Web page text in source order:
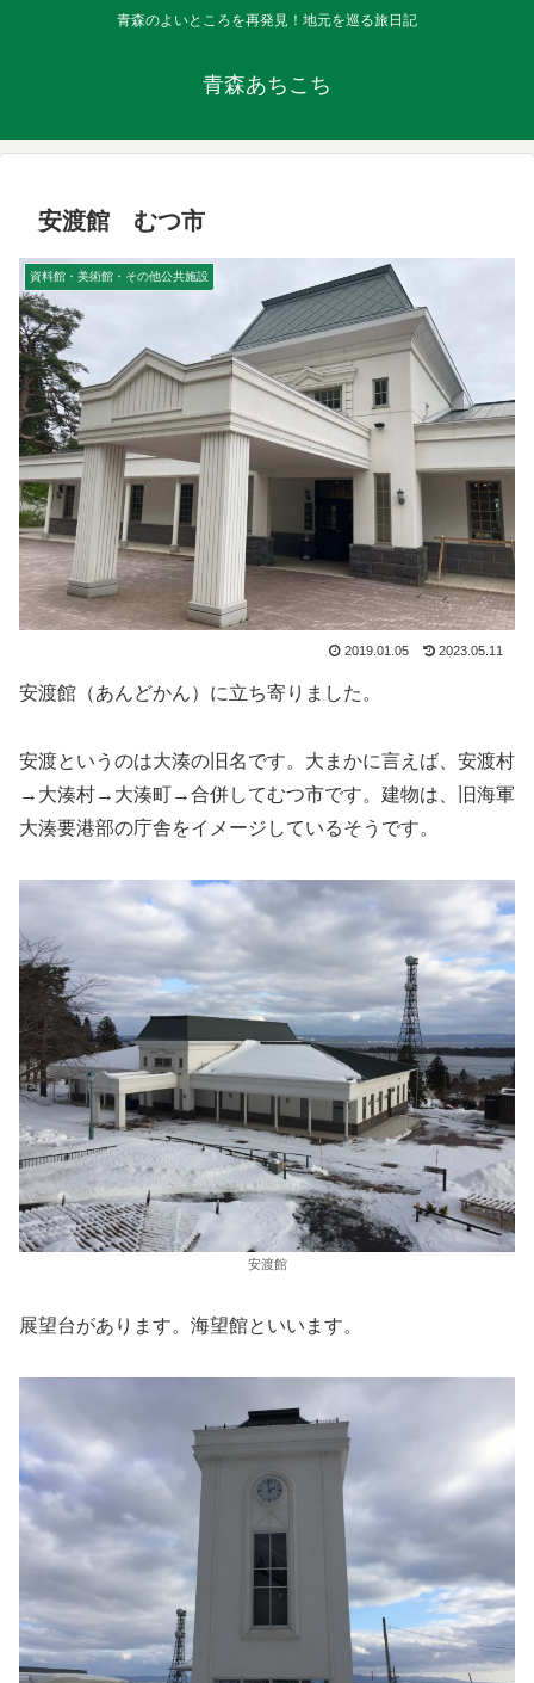
青森のよいところを再発見！地元を巡る旅日記
青森あちこち
安渡館 むつ市
資料館・美術館・その他公共施設
2019.01.05 2023.05.11
安渡館（あんどかん）に立ち寄りました。
安渡というのは大湊の旧名です。大まかに言えば、安渡村
→大湊村→大湊町→合併してむつ市です。建物は、旧海軍
大湊要港部の庁舎をイメージしているそうです。
安渡館
展望台があります。海望館といいます。